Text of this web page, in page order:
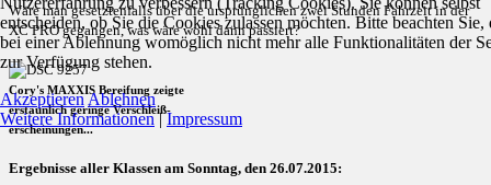
Wäre man gesetztenfalls über die ursprünglichen zwei Stunden Fahrzeit in der
XC PRO gegangen, was wäre wohl dann passiert?
Cory's MAXXIS Bereifung zeigte
erstaunlich geringe Verschleiß-
erscheinungen...
Ergebnisse aller Klassen am Sonntag, den 26.07.2015:
entscheiden, ob Sie die Cookies zulassen möchten. Bitte beachten Sie,
bei einer Ablehnung womöglich nicht mehr alle Funktionalitäten der
zur Verfügung stehen.
AkzeptierenAblehnen
Weitere Informationen|Impressum